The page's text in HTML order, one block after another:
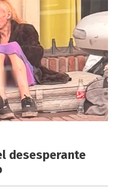
desesperante